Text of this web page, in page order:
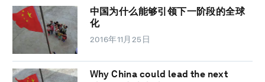
中国为什么能够引领下一阶段的全球
化
2016年11月25日
Why China could lead the next